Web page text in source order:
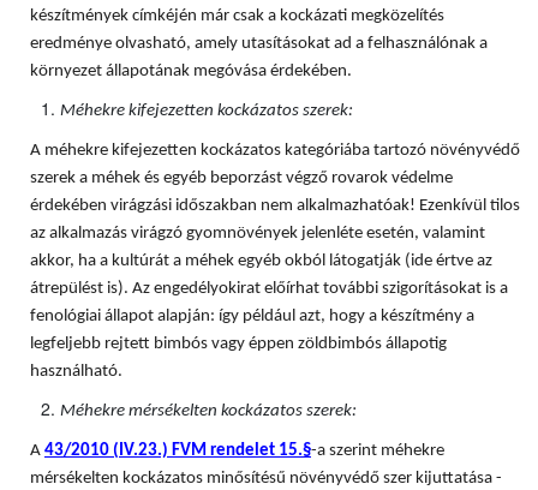
készítmények címkéjén már csak a kockázati megközelítés
eredménye olvasható, amely utasításokat ad a felhasználónak a
környezet állapotának megóvása érdekében.
Méhekre kifejezetten kockázatos szerek:
A méhekre kifejezetten kockázatos kategóriába tartozó növényvédő
szerek a méhek és egyéb beporzást végző rovarok védelme
érdekében virágzási időszakban nem alkalmazhatóak! Ezenkívül tilos
az alkalmazás virágzó gyomnövények jelenléte esetén, valamint
akkor, ha a kultúrát a méhek egyéb okból látogatják (ide értve az
átrepülést is). Az engedélyokirat előírhat további szigorításokat is a
fenológiai állapot alapján: így például azt, hogy a készítmény a
legfeljebb rejtett bimbós vagy éppen zöldbimbós állapotig
használható.
Méhekre mérsékelten kockázatos szerek:
A 43/2010 (IV.23.) FVM rendelet 15.§-a szerint méhekre
mérsékelten kockázatos minősítésű növényvédő szer kijuttatása -